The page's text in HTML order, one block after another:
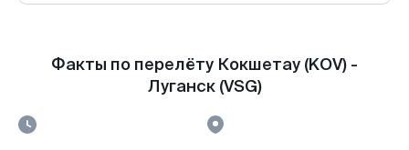
Факты по перелёту Кокшетау (KOV) -
Луганск (VSG)